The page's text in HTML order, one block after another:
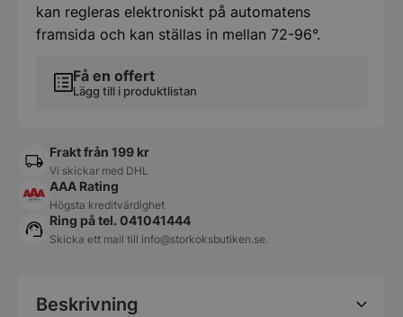
Få en offert
Lägg till i produktlistan
kan regleras elektroniskt på automatens
framsida och kan ställas in mellan 72-96°.
Frakt från 199 kr
Vi skickar med DHL
AAA Rating
Högsta kreditvärdighet
Ring på tel. 041041444
Skicka ett mail till info@storkoksbutiken.se.
Beskrivning